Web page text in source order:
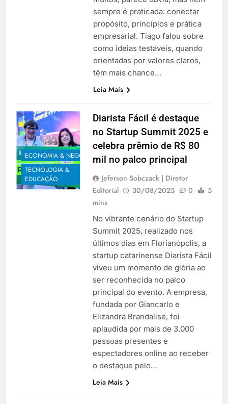
sempre é praticada: conectar
propósito, princípios e prática
empresarial. Tiago falou sobre
como ideias testáveis, quando
orientadas por valores claros,
têm mais chance…
Leia Mais
ECONOMIA & NEGÓCIOS
TECNOLOGIA &
EDUCAÇÃO
Diarista Fácil é destaque
no Startup Summit 2025 e
celebra prêmio de R$ 80
mil no palco principal
Jeferson Sobczack | Diretor
Editorial
30/08/2025 0
5
mins
No vibrante cenário do Startup
Summit 2025, realizado nos
últimos dias em Florianópolis, a
startup catarinense Diarista Fácil
viveu um momento de glória ao
ser reconhecida no palco
principal do evento. A empresa,
fundada por Giancarlo e
Elizandra Brandalise, foi
aplaudida por mais de 3.000
pessoas presentes e
espectadores online ao receber
o destaque pelo…
Leia Mais